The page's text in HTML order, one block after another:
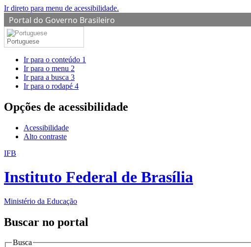
Ir direto para menu de acessibilidade.
Portal do Governo Brasileiro
Portuguese
Ir para o conteúdo 1
Ir para o menu 2
Ir para a busca 3
Ir para o rodapé 4
Opções de acessibilidade
Acessibilidade
Alto contraste
IFB
Instituto Federal de Brasília
Ministério da Educação
Buscar no portal
Busca